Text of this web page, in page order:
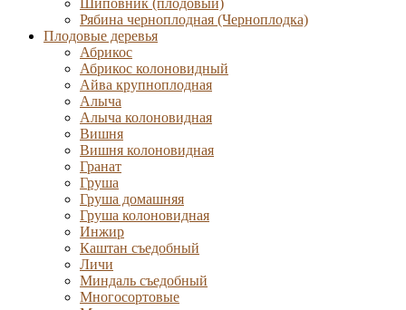
Рябина черноплодная (Черноплодка)
Плодовые деревья
Абрикос
Абрикос колоновидный
Айва крупноплодная
Алыча
Алыча колоновидная
Вишня
Вишня колоновидная
Гранат
Груша
Груша домашняя
Груша колоновидная
Инжир
Каштан съедобный
Личи
Миндаль съедобный
Многосортовые